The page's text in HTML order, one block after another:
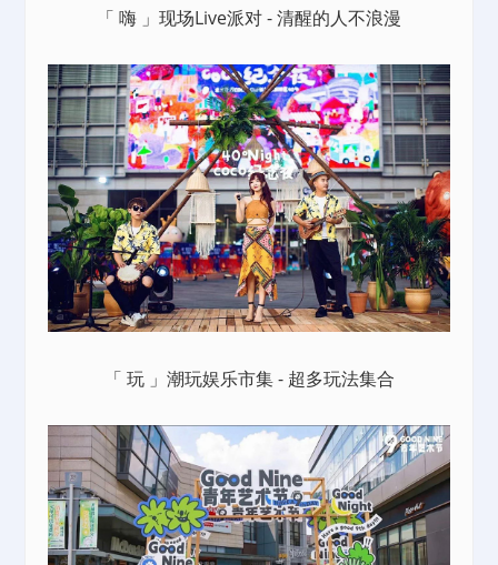
「 嗨 」现场Live派对 - 清醒的人不浪漫
「 玩 」潮玩娱乐市集 - 超多玩法集合